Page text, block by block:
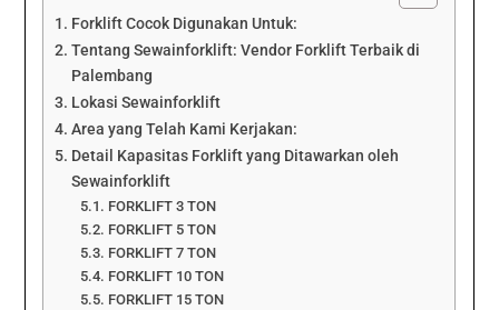
Forklift Cocok Digunakan Untuk:
Tentang Sewainforklift: Vendor Forklift Terbaik di
Palembang
Lokasi Sewainforklift
Area yang Telah Kami Kerjakan:
Detail Kapasitas Forklift yang Ditawarkan oleh
Sewainforklift
FORKLIFT 3 TON
FORKLIFT 5 TON
FORKLIFT 7 TON
FORKLIFT 10 TON
FORKLIFT 15 TON